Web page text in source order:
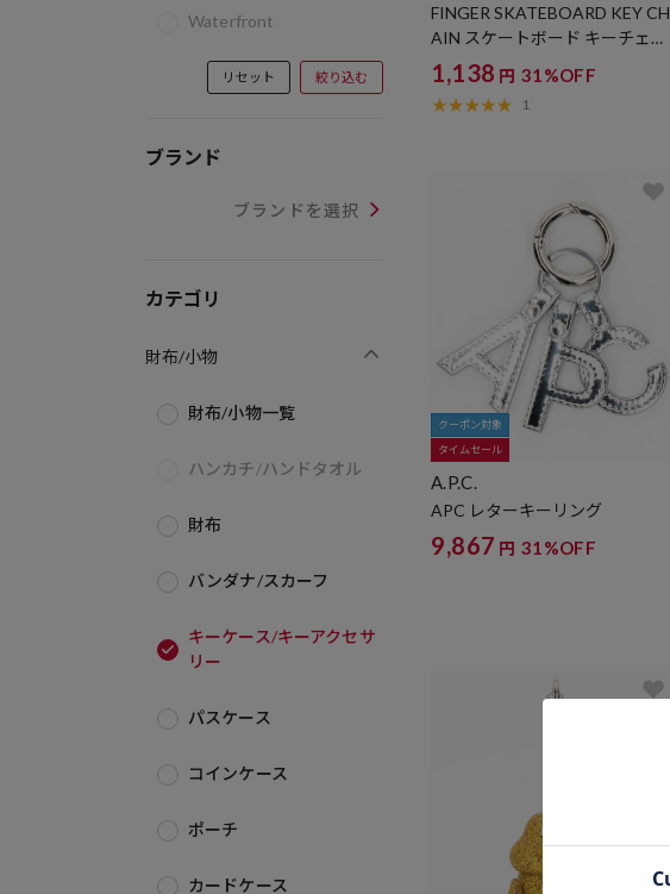
Waterfront
リセット 絞り込む
ブランド
ブランドを選択
カテゴリ
財布/小物
財布/小物一覧
ハンカチ/ハンドタオル
財布
バンダナ/スカーフ
キーケース/キーアクセサ
リー
パスケース
コインケース
ポーチ
カードケース
FINGER SKATEBOARD KEY CH
AIN スケートボード キーチェー
ン
1,138 円 31%OFF
1
クーポン対象
タイムセール
A.P.C.
APC レターキーリング
9,867 円 31%OFF